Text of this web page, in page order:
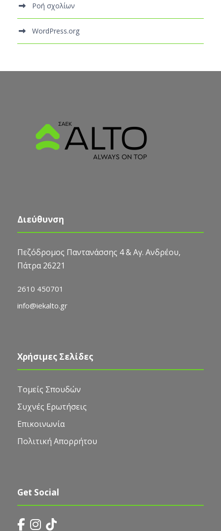
Ροή σχολίων
WordPress.org
Διεύθυνση
Πεζόδρομος Παντανάσσης 4 & Αγ. Ανδρέου,
Πάτρα 26221
2610 450701
info@iekalto.gr
Χρήσιμες Σελίδες
Τομείς Σπουδών
Συχνές Ερωτήσεις
Επικοινωνία
Πολιτική Απορρήτου
Get Social